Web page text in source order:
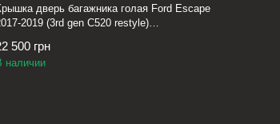
дверь багажника голая Ford Escape
2019 (3rd gen C520 restyle)
500 грн
наличии